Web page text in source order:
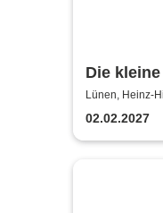
Die
Hilpert-
Lünen, Heinz-
02.02.2027